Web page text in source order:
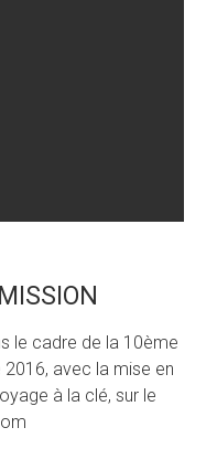
le cadre de la 10ème
avec la mise en
à la clé, sur le